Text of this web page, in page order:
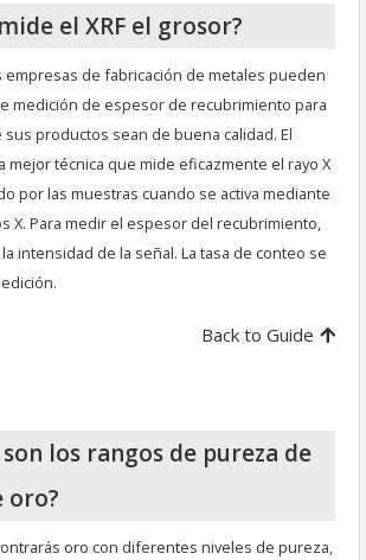
el XRF el grosor?
empresas de fabricación de metales pueden
medición de espesor de recubrimiento para
productos sean de buena calidad. El
mejor técnica que mide eficazmente el rayo X
por las muestras cuando se activa mediante
X. Para medir el espesor del recubrimiento,
intensidad de la señal. La tasa de conteo se
Back to Guide
son los rangos de pureza de
oro?
oro con diferentes niveles de pureza,